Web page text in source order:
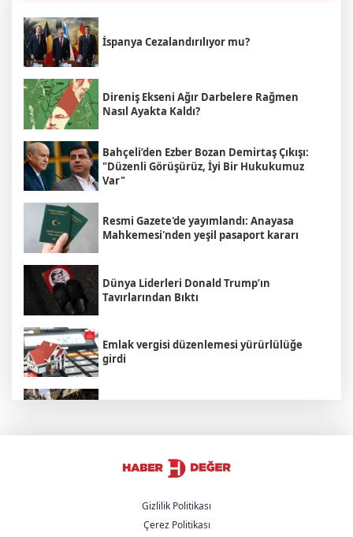
İspanya Cezalandırılıyor mu?
Direniş Ekseni Ağır Darbelere Rağmen
Nasıl Ayakta Kaldı?
Bahçeli’den Ezber Bozan Demirtaş Çıkışı:
"Düzenli Görüşürüz, İyi Bir Hukukumuz
Var"
Resmi Gazete'de yayımlandı: Anayasa
Mahkemesi'nden yeşil pasaport kararı
Dünya Liderleri Donald Trump’ın
Tavırlarından Bıktı
Emlak vergisi düzenlemesi yürürlülüğe
girdi
Cumhurbaşkanı Erdoğan suç duyurusunda
Hamamböceği Partisi Zaferi: Hindistan'da
Gizlilik Politikası
Çerez Politikası